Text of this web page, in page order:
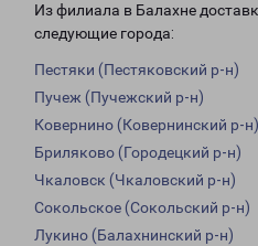
Из филиала в Балахне
следующие города:
Пестяки (Пестяковский р-н)
Пучеж (Пучежский р-н)
Ковернино (Ковернинский р-н)
Бриляково (Городецкий р-н)
Чкаловск (Чкаловский р-н)
Сокольское (Сокольский р-н)
Лукино (Балахнинский р-н)